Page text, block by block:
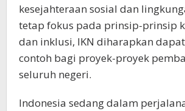
kesejahteraan sosial dan
tetap fokus pada prinsip-prinsip
dan inklusi, IKN diharapkan
contoh bagi proyek-proyek
seluruh negeri.
Indonesia sedang dalam